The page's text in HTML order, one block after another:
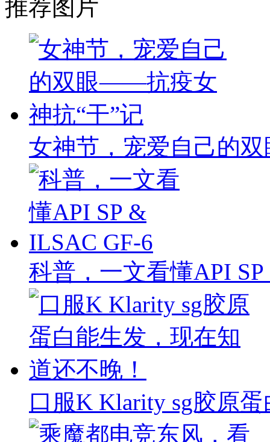
推荐图片
女神节，宠爱自己的
科普，一文看懂API
口服K Klarity sg胶原